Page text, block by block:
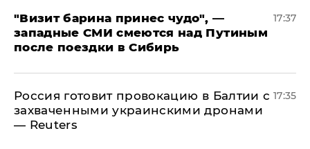
"Визит барина принес чудо", —
западные СМИ смеются над Путиным
после поездки в Сибирь
17:37
​Россия готовит провокацию в Балтии с
захваченными украинскими дронами
— Reuters
17:35